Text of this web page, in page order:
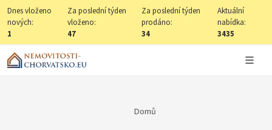
Dnes vloženo
nových:
1
Za poslední týden
vloženo:
47
Za poslední týden
prodáno:
34
Aktuální
nabídka:
3435
Domů